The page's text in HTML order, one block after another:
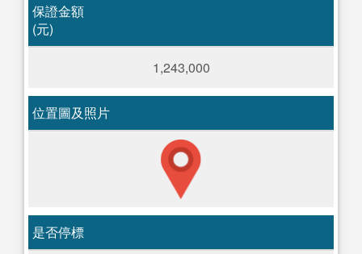
保證金額
(元)
1,243,000
位置圖及照片
是否停標